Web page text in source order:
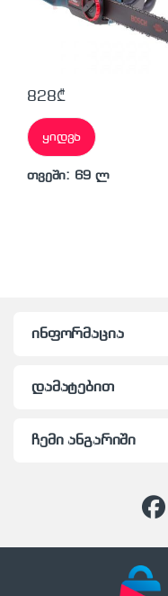
828₾
ყიდვა
თვეში: 69 ლ
ინფორმაცია
დამატებით
ჩემი ანგარიში